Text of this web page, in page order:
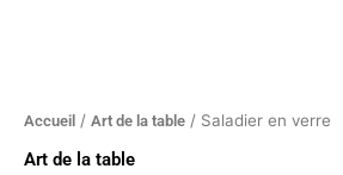
Accueil / Art de la table / Saladier en verre
Art de la table